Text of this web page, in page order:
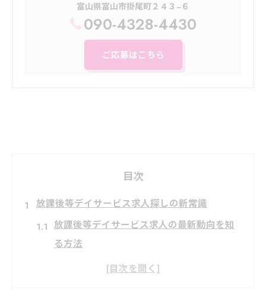
富山県富山市掛尾町２４３−６
090-4328-4430
ご応募はこちら
目次
放課後等デイサービス求人探しの新常識
放課後等デイサービス求人の最新動向を知
る方法
求人選びで重視すべきポイントを徹底解説